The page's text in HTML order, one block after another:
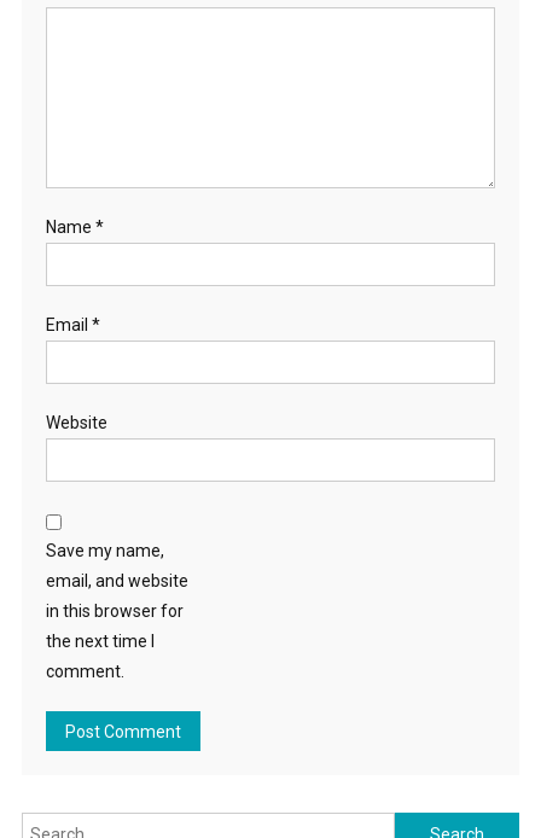
Name *
Email *
Website
Save my name,
email, and website
in this browser for
the next time I
comment.
Search for: